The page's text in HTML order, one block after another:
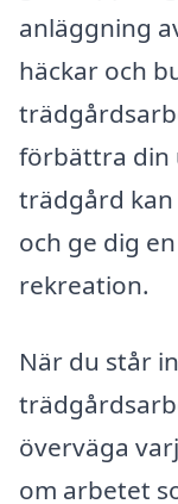
anläggning
häckar och
förbättra din
trädgård
och ge dig
rekreation.
När du står
överväga
om arbetet